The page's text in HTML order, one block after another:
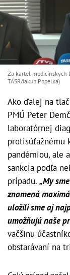
Za kartel medicínskych
TASR/Jakub Popelka)
Ako ďalej na
PMÚ Peter
laboratórnej
protisúťažnému
pandémiou, ale
sankcia podľa
prípadu. „My
znamená
uložili sme aj
umožňujú naše
väčšinu
obstarávaní na